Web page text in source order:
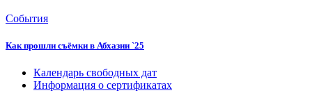
События
Как прошли съёмки в Абхазии `25
Календарь свободных дат
Информация о сертификатах